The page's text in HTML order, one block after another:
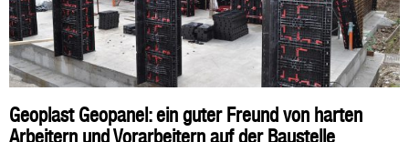
Geoplast Geopanel: ein guter Freund von harten
Arbeitern und Vorarbeitern auf der Baustelle